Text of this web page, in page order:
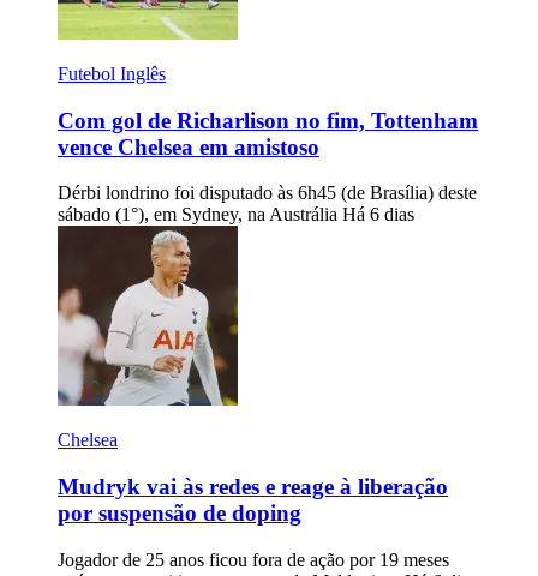
Futebol Inglês
Com gol de Richarlison no fim, Tottenham
vence Chelsea em amistoso
Dérbi londrino foi disputado às 6h45 (de Brasília) deste
sábado (1°), em Sydney, na Austrália Há 6 dias
Chelsea
Mudryk vai às redes e reage à liberação
por suspensão de doping
Jogador de 25 anos ficou fora de ação por 19 meses